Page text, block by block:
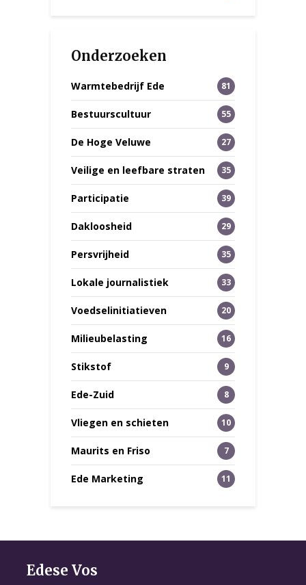
Onderzoeken
Warmtebedrijf Ede 81
Bestuurscultuur 55
De Hoge Veluwe 27
Veilige en leefbare straten 35
Participatie 39
Dakloosheid 29
Persvrijheid 35
Lokale journalistiek 33
Voedselinitiatieven 20
Milieubelasting 16
Stikstof 9
Ede-Zuid 8
Vliegen en schieten 10
Maurits en Friso 7
Ede Marketing 11
Edese Vos